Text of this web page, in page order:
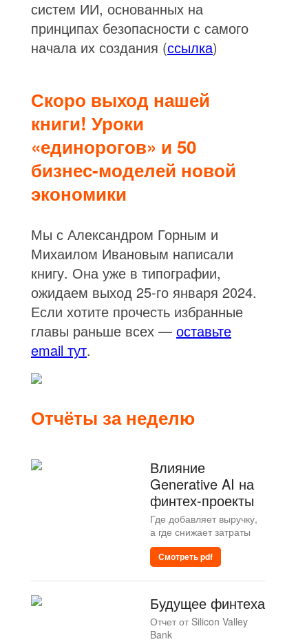
систем ИИ, основанных на
принципах безопасности с самого
начала их создания (ссылка)
Скоро выход нашей
книги! Уроки
«единорогов» и 50
бизнес-моделей новой
экономики
Мы с Александром Горным и
Михаилом Ивановым написали
книгу. Она уже в типографии,
ожидаем выход 25-го января 2024.
Если хотите прочесть избранные
главы раньше всех — оставьте
email тут.
Отчёты за неделю
Влияние
Generative AI на
финтех-проекты
Где добавляет выручку,
а где снижает затраты
Смотреть pdf
Будущее финтеха
Отчет от Silicon Valley
Bank